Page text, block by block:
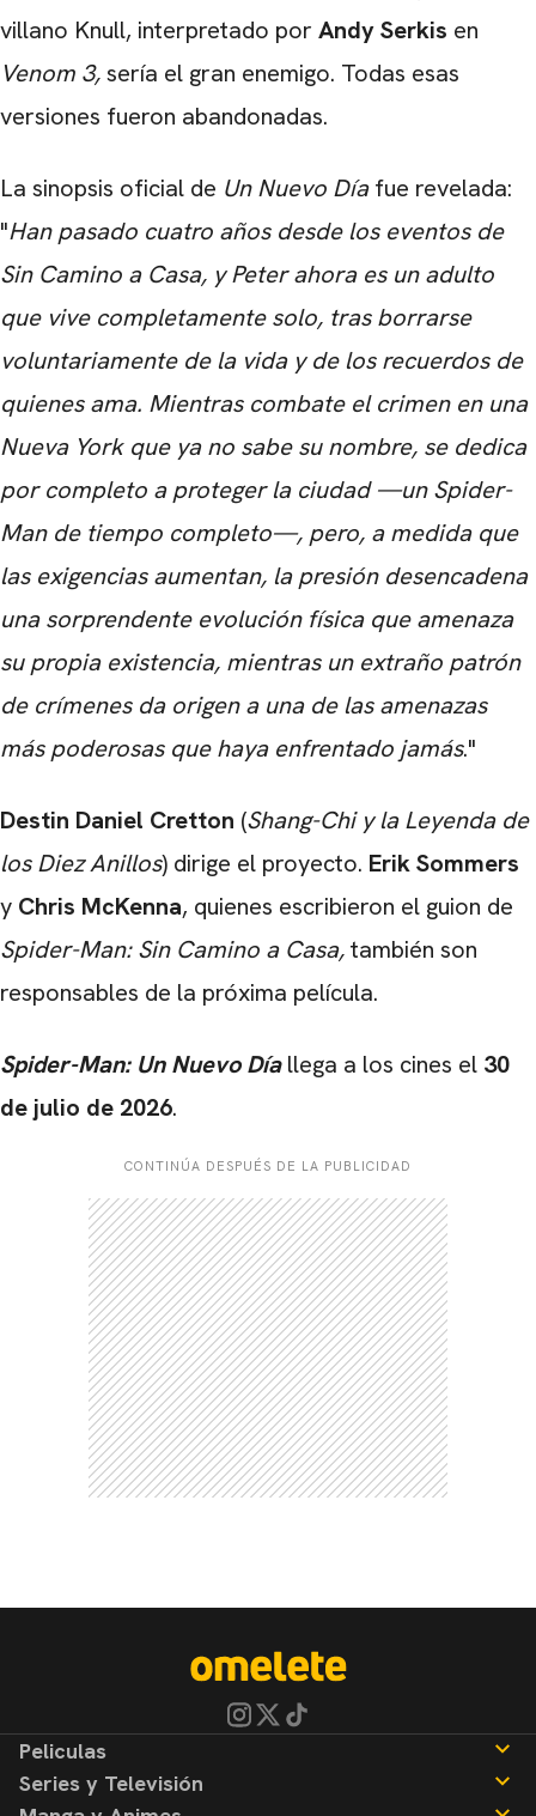
villano Knull, interpretado por Andy Serkis en
Venom 3,sería el gran enemigo. Todas esas
versiones fueron abandonadas.
La sinopsis oficial de Un Nuevo Díafue revelada:
"Han pasado cuatro años desde los eventos de
Sin Camino a Casa, y Peter ahora es un adulto
que vive completamente solo, tras borrarse
voluntariamente de la vida y de los recuerdos de
quienes ama. Mientras combate el crimen en una
Nueva York que ya no sabe su nombre, se dedica
por completo a proteger la ciudad —un Spider-
Man de tiempo completo—, pero, a medida que
las exigencias aumentan, la presión desencadena
una sorprendente evolución física que amenaza
su propia existencia, mientras un extraño patrón
de crímenes da origen a una de las amenazas
más poderosas que haya enfrentado jamás."
Destin Daniel Cretton (Shang-Chi y la Leyenda de
los Diez Anillos) dirige el proyecto. Erik Sommers
y Chris McKenna, quienes escribieron el guion de
Spider-Man: Sin Camino a Casa,también son
responsables de la próxima película.
Spider-Man: Un Nuevo Díallega a los cines el 30
de julio de 2026.
CONTINÚA DESPUÉS DE LA PUBLICIDAD
Peliculas
Noticias
Series y Televisión